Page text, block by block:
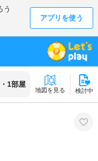
・ 1部屋
地図を見る 検討中